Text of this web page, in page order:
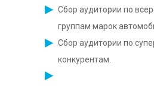
Сбор аудитории по
группам марок
Сбор аудитории по
конкурентам.